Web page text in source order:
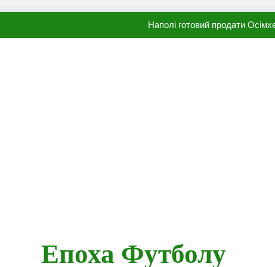
Наполі готовий продати
Епоха Футболу